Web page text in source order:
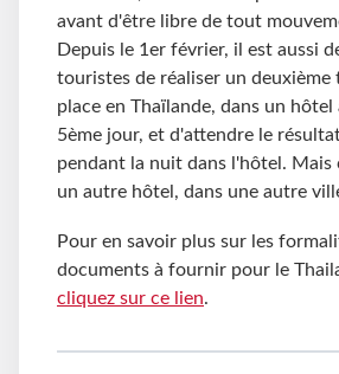
avant d'être libre de tout
Depuis le 1er février, il est aussi
touristes de réaliser un deuxième
place en Thaïlande, dans un hôtel
5ème jour, et d'attendre le
pendant la nuit dans l'hôtel. Mais
un autre hôtel, dans une autre
Pour en savoir plus sur les
documents à fournir pour le
cliquez sur ce lien.